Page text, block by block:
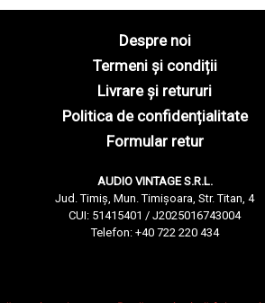
Despre noi
Termeni și condiții
Livrare și retururi
Politica de confidențialitate
Formular retur
AUDIO VINTAGE S.R.L.
Jud. Timiș, Mun. Timișoara, Str. Titan, 4
CUI: 51415401 / J2025016743004
Telefon: +40 722 220 434